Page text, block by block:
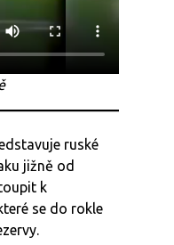
ruské
jižně od
k
se do rokle